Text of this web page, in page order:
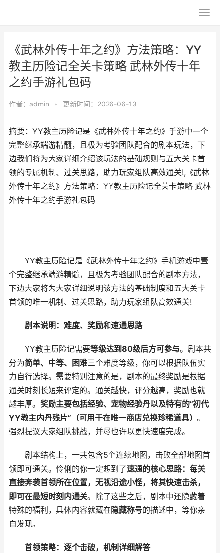
《武林外传十年之约》方法策略：YY
教主历险记全关卡策略 武林外传十年
之约手游礼包码
作者： admin • 更新时间：2026-06-13
摘要：YY教主历险记是《武林外传十年之约》手游中一个
完整继承端游精髓，且极为考验团队配合的剧本玩法，下
边我们将为大家详细介绍该玩法的基础规则与五大关卡首
领的专属机制、过关思路，助力玩家组队高效通关!,《武林
外传十年之约》方法策略：YY教主历险记全关卡策略 武林
外传十年之约手游礼包码
YY教主历险记是《武林外传十年之约》手机游戏中壹
个完整继承端游精髓，且极为考验团队配合的剧本方法，
下边大家将为大家详细说明该方法的基础制度和五大关卡
首领的唯一机制、过关思路，助力玩家组队高效通关!
剧本说明：难度、奖励和速通思路
YY教主历险记需要等级达到80级后方可参与。剧本共
分为简单、中等、困难三个难度等级，你可以根据队伍实
力自行选择。需要特别注意的是，剧本的最终奖励是根据
通关时刻长短来评定的。通关越快，评分越高，奖励也就
越丰厚。 奖励主要包括经验、宠物经验丹以及特有的“初代
YY教主内丹残片”（可用于在唯一商店兑换珍稀道具） 。
强烈提议大家组队挑战，并尽也许以更快速度完成。
剧本结构上，一共包含5个连续地图，击败全部地图首
领即可通关。伶俐的你一定想到了速通的核心思路：每关
直接奔袭首领所在位置，无视沿途小怪，将其快速击杀，
即可在最短时刻内通关。除了这些之后，剧本中还隐藏着
特殊的福利，具体内容就藏在 隐藏称号的描述中，等你亲
自发现。
首领策略：逐个击破，机制详细解答